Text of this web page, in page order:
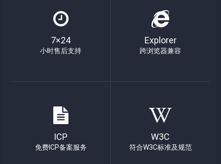
7×24
小时售后支持
Explorer
跨浏览器兼容
ICP
免费ICP备案服务
W3C
符合W3C标准及规范